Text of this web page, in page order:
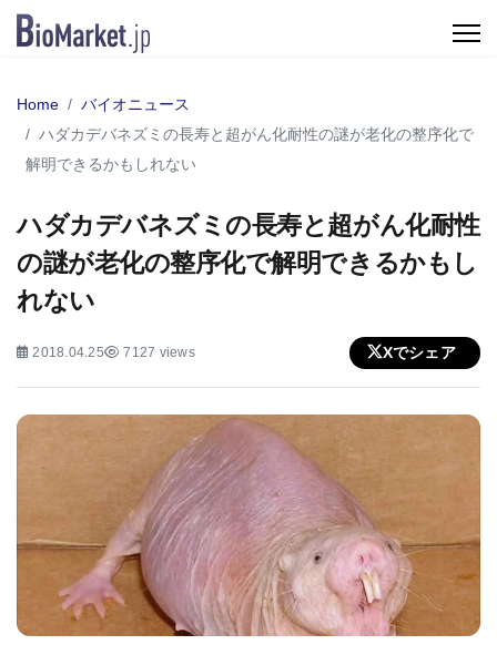
Home
バイオニュース
ハダカデバネズミの長寿と超がん化耐性の謎が老化の整序化で
解明できるかもしれない
ハダカデバネズミの長寿と超がん化耐性
の謎が老化の整序化で解明できるかもし
れない
2018.04.25 7127 views Xでシェア